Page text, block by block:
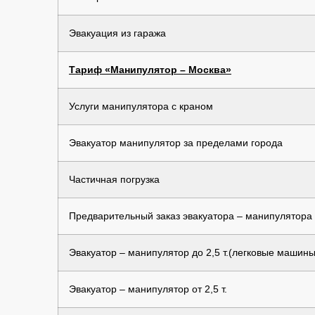
Эвакуация из гаража
Тариф «Манипулятор – Москва»
Услуги манипулятора с краном
Эвакуатор манипулятор за пределами города
Частичная погрузка
Предварительный заказ эвакуатора – манипулятора
Эвакуатор – манипулятор до 2,5 т.(легковые
Эвакуатор – манипулятор от 2,5 т.